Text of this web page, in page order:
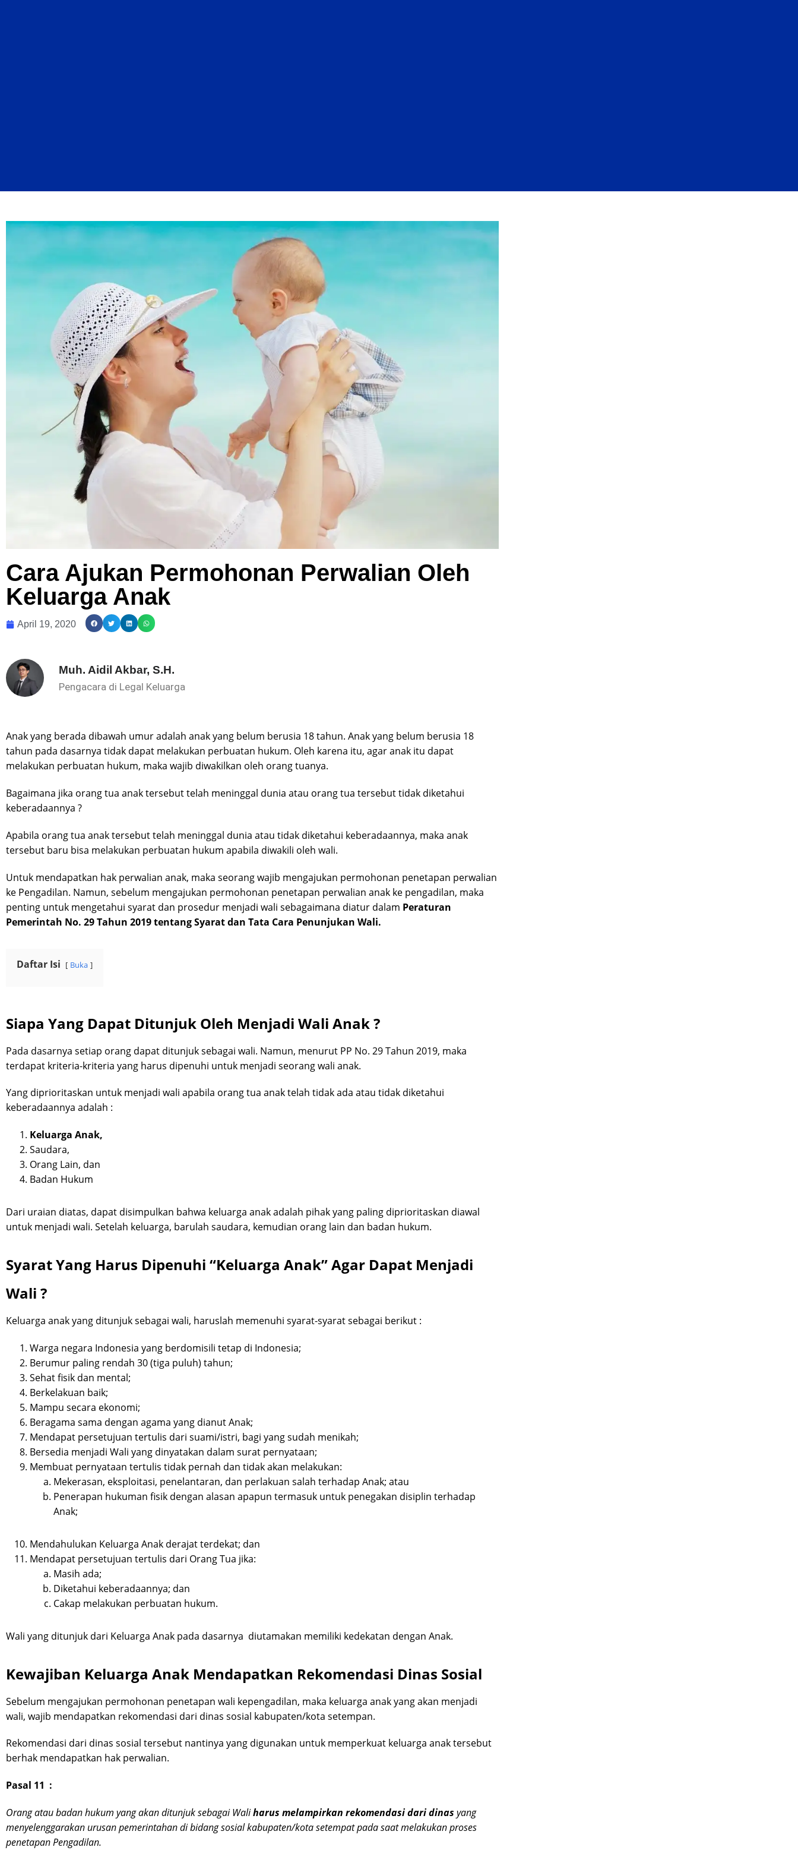
Cara Ajukan Permohonan Perwalian Oleh
Keluarga Anak
April 19, 2020
Muh. Aidil Akbar, S.H.
Pengacara di Legal Keluarga
Anak yang berada dibawah umur adalah anak yang belum berusia 18 tahun. Anak yang belum berusia 18
tahun pada dasarnya tidak dapat melakukan perbuatan hukum. Oleh karena itu, agar anak itu dapat
melakukan perbuatan hukum, maka wajib diwakilkan oleh orang tuanya.
Bagaimana jika orang tua anak tersebut telah meninggal dunia atau orang tua tersebut tidak diketahui
keberadaannya ?
Apabila orang tua anak tersebut telah meninggal dunia atau tidak diketahui keberadaannya, maka anak
tersebut baru bisa melakukan perbuatan hukum apabila diwakili oleh wali.
Untuk mendapatkan hak perwalian anak, maka seorang wajib mengajukan permohonan penetapan perwalian
ke Pengadilan. Namun, sebelum mengajukan permohonan penetapan perwalian anak ke pengadilan, maka
penting untuk mengetahui syarat dan prosedur menjadi wali sebagaimana diatur dalam Peraturan
Pemerintah No. 29 Tahun 2019 tentang Syarat dan Tata Cara Penunjukan Wali.
Daftar Isi Buka
Siapa Yang Dapat Ditunjuk Oleh Menjadi Wali Anak ?
Pada dasarnya setiap orang dapat ditunjuk sebagai wali. Namun, menurut PP No. 29 Tahun 2019, maka
terdapat kriteria-kriteria yang harus dipenuhi untuk menjadi seorang wali anak.
Yang diprioritaskan untuk menjadi wali apabila orang tua anak telah tidak ada atau tidak diketahui
keberadaannya adalah :
Keluarga Anak,
Saudara,
Orang Lain, dan
Badan Hukum
Dari uraian diatas, dapat disimpulkan bahwa keluarga anak adalah pihak yang paling diprioritaskan diawal
untuk menjadi wali. Setelah keluarga, barulah saudara, kemudian orang lain dan badan hukum.
Syarat Yang Harus Dipenuhi “Keluarga Anak” Agar Dapat Menjadi
Wali ?
Keluarga anak yang ditunjuk sebagai wali, haruslah memenuhi syarat-syarat sebagai berikut :
Warga negara Indonesia yang berdomisili tetap di Indonesia;
Berumur paling rendah 30 (tiga puluh) tahun;
Sehat fisik dan mental;
Berkelakuan baik;
Mampu secara ekonomi;
Beragama sama dengan agama yang dianut Anak;
Mendapat persetujuan tertulis dari suami/istri, bagi yang sudah menikah;
Bersedia menjadi Wali yang dinyatakan dalam surat pernyataan;
Membuat pernyataan tertulis tidak pernah dan tidak akan melakukan:
Mekerasan, eksploitasi, penelantaran, dan perlakuan salah terhadap Anak; atau
Penerapan hukuman fisik dengan alasan apapun termasuk untuk penegakan disiplin terhadap
Anak;
Mendahulukan Keluarga Anak derajat terdekat; dan
Mendapat persetujuan tertulis dari Orang Tua jika:
Masih ada;
Diketahui keberadaannya; dan
Cakap melakukan perbuatan hukum.
Wali yang ditunjuk dari Keluarga Anak pada dasarnya diutamakan memiliki kedekatan dengan Anak.
Kewajiban Keluarga Anak Mendapatkan Rekomendasi Dinas Sosial
Sebelum mengajukan permohonan penetapan wali kepengadilan, maka keluarga anak yang akan menjadi
wali, wajib mendapatkan rekomendasi dari dinas sosial kabupaten/kota setempan.
Rekomendasi dari dinas sosial tersebut nantinya yang digunakan untuk memperkuat keluarga anak tersebut
berhak mendapatkan hak perwalian.
Pasal 11 :
Orang atau badan hukum yang akan ditunjuk sebagai Waliharus melampirkan rekomendasidari dinas yang
menyelenggarakan urusan pemerintahan di bidang sosial kabupaten/kota setempat pada saat melakukan proses
penetapan Pengadilan.